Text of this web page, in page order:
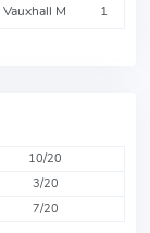
Vauxhall M 1
10/20
3/20
7/20